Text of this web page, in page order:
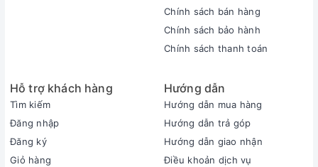
Chính sách bán hàng
Chính sách bảo hành
Chính sách thanh toán
Hỗ trợ khách hàng
Tìm kiếm
Đăng nhập
Đăng ký
Giỏ hàng
Hướng dẫn
Hướng dẫn mua hàng
Hướng dẫn trả góp
Hướng dẫn giao nhận
Điều khoản dịch vụ